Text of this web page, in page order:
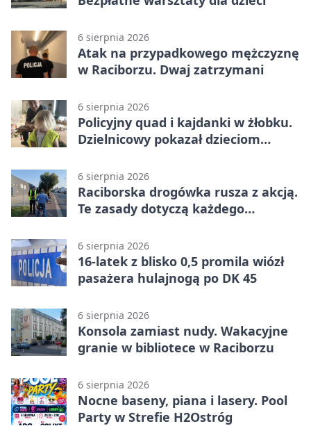
6 sierpnia 2026
Atak na przypadkowego mężczyznę
w Raciborzu. Dwaj zatrzymani
6 sierpnia 2026
Policyjny quad i kajdanki w żłobku.
Dzielnicowy pokazał dzieciom
6 sierpnia 2026
Raciborska drogówka rusza z akcją.
Te zasady dotyczą każdego
6 sierpnia 2026
16-latek z blisko 0,5 promila wiózł
pasażera hulajnogą po DK 45
6 sierpnia 2026
Konsola zamiast nudy. Wakacyjne
granie w bibliotece w Raciborzu
6 sierpnia 2026
Nocne baseny, piana i lasery. Pool
Party w Strefie H2Ostróg